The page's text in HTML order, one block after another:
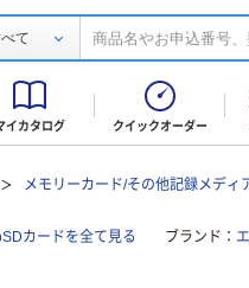
て
イカタログ クイックオーダー
メモリーカード/その他記録メディ
カードを全て見る ブランド